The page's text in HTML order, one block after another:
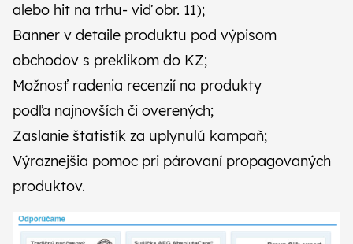
alebo hit na trhu- viď obr. 11);
Banner v detaile produktu pod výpisom
obchodov s preklikom do KZ;
Možnosť radenia recenzií na produkty
podľa najnovších či overených;
Zaslanie štatistík za uplynulú kampaň;
Výraznejšia pomoc pri párovaní propagovaných
produktov.